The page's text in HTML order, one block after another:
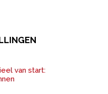
van start: